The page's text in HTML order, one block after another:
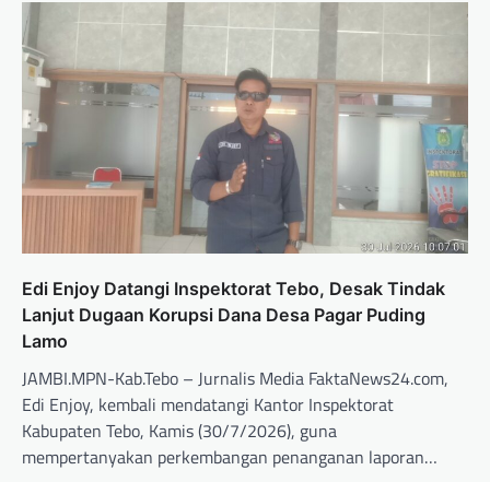
Edi Enjoy Datangi Inspektorat Tebo, Desak Tindak
Lanjut Dugaan Korupsi Dana Desa Pagar Puding
Lamo
JAMBI.MPN-Kab.Tebo – Jurnalis Media FaktaNews24.com,
Edi Enjoy, kembali mendatangi Kantor Inspektorat
Kabupaten Tebo, Kamis (30/7/2026), guna
mempertanyakan perkembangan penanganan laporan…